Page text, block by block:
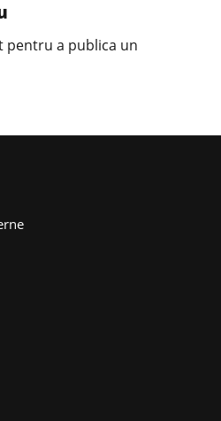
pentru a publica un